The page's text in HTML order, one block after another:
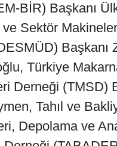
BİR) Başkanı
Sektör
Başkanı
Türkiye
Derneği (TMSD)
Tahıl ve
Depolama ve